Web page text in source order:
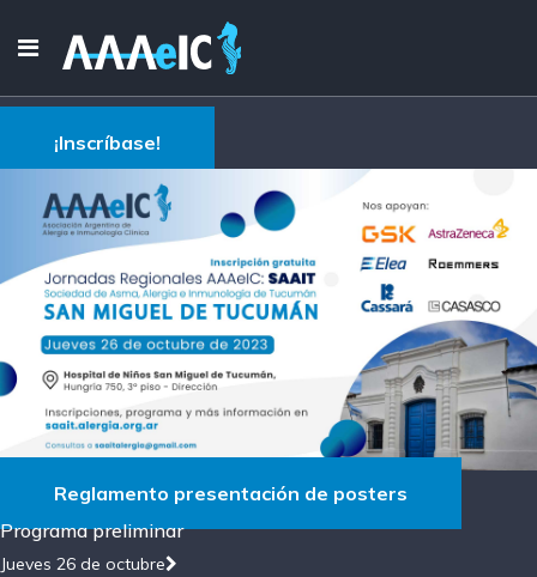
¡Inscríbase!
Reglamento presentación de posters
Programa preliminar
Jueves 26 de octubre